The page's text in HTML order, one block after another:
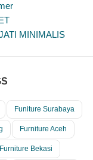
MINIMALIS
Funiture Surabaya
Furniture Aceh
Furniture Bekasi